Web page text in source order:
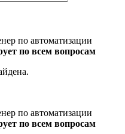
по автоматизации
по всем вопросам
по автоматизации
по всем вопросам